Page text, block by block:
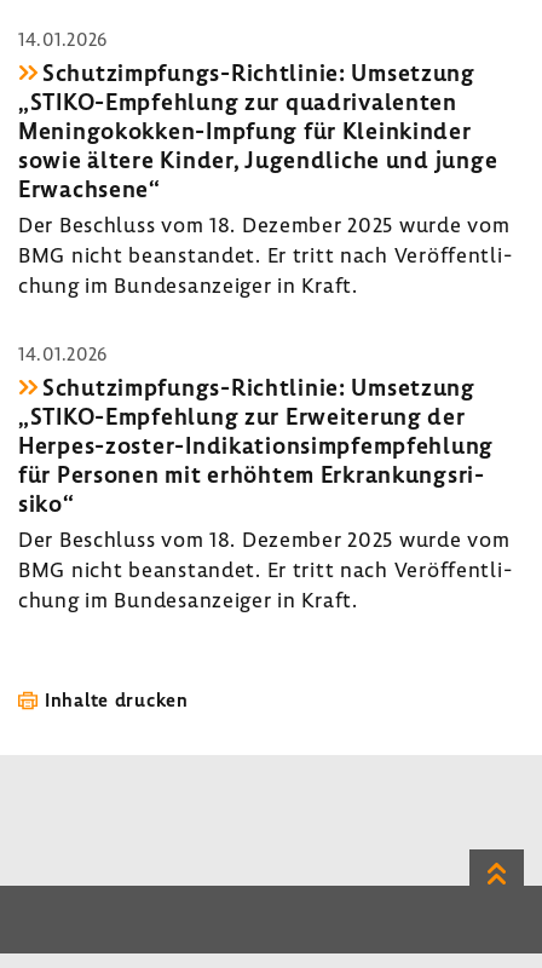
14.01.2026
Schutzimpfungs-​Richtlinie: Umset­zung
„STIKO-​Empfehlung zur quad­ri­va­lenten
Meningokokken-​Impfung für Klein­kinder
sowie ältere Kinder, Jugend­liche und junge
Erwach­sene“
Der Beschluss vom 18. Dezember 2025 wurde vom
BMG nicht bean­standet. Er tritt nach Veröf­fent­li­
chung im Bundes­an­zeiger in Kraft.
14.01.2026
Schutzimpfungs-​Richtlinie: Umset­zung
„STIKO-​Empfehlung zur Erwei­te­rung der
Herpes-​zoster-Indikationsimpfempfehlung
für Personen mit erhöhtem Erkran­kungs­ri­
siko“
Der Beschluss vom 18. Dezember 2025 wurde vom
BMG nicht bean­standet. Er tritt nach Veröf­fent­li­
chung im Bundes­an­zeiger in Kraft.
Inhalte drucken
Zum